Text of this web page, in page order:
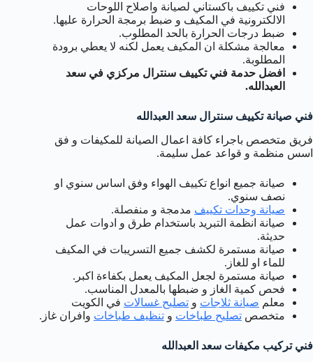
فني تكييف باكستاني لصيانة واصلاح اللوحات
الالكترونية في المكيف و ضبط برمجة الحرارة عليها.
ضبط درجات الحرارة بالحد المطلوب.
معالجة مشكلة ان المكيف يعمل لكنه لا يعطي برودة
المطلوبة.
افضل حدمة فني تكييف سنترال مركزي في سعد
العبدالله.
فني صيانة تكييف سنترال سعد العبدالله
فريق متخصص باجراء كافة اعمال الصيانة للمكيفات و فق
اسس منظمة و قواعد عمل سليمة.
صيانة جميع انواع تكييف الهواء وفق اساس سنوي او
نصف سنوي.
صيانة وحدات تكييف مدمجة و منفصلة.
صيانة انظمة التبريد باستخدام طرق و ادوات عمل
حديثة.
صيانة مستمرة لكشف جميع التسريبات في المكيف
للماء او للغاز.
صيانة مستمرة لجعل المكيف يعمل بكفاءة اكبر.
فحص كمية الغاز و ضبطها بالمعدل المناسب.
معلم صيانة ثلاجات و تصليح غسالات في الكويت
متخصص تصليح طباخات و تنظيف طباخات وافران غاز.
فني تركيب مكيفات سعد العبدالله